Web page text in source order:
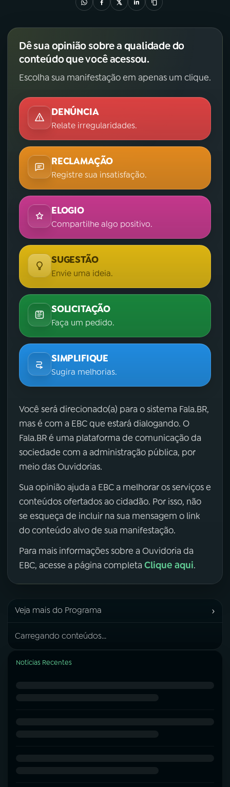
Dê sua opinião sobre a qualidade do
conteúdo que você acessou.
Escolha sua manifestação em apenas um clique.
DENÚNCIA
Relate irregularidades.
RECLAMAÇÃO
Registre sua insatisfação.
ELOGIO
Compartilhe algo positivo.
SUGESTÃO
Envie uma ideia.
SOLICITAÇÃO
Faça um pedido.
SIMPLIFIQUE
Sugira melhorias.
Você será direcionado(a) para o sistema Fala.BR,
mas é com a EBC que estará dialogando. O
Fala.BR é uma plataforma de comunicação da
sociedade com a administração pública, por
meio das Ouvidorias.
Sua opinião ajuda a EBC a melhorar os serviços e
conteúdos ofertados ao cidadão. Por isso, não
se esqueça de incluir na sua mensagem o link
do conteúdo alvo de sua manifestação.
Para mais informações sobre a Ouvidoria da
EBC, acesse a página completa Clique aqui.
Veja mais do Programa ›
Carregando conteúdos...
Notícias Recentes